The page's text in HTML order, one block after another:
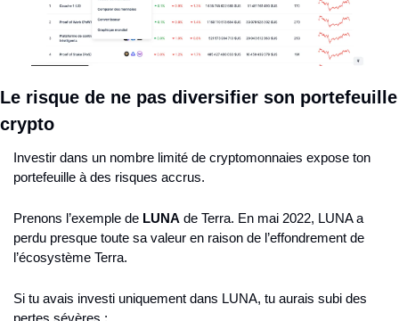
Le risque de ne pas diversifier son portefeuille
crypto
Investir dans un nombre limité de cryptomonnaies expose ton
portefeuille à des risques accrus.
Prenons l’exemple de LUNA de Terra. En mai 2022, LUNA a
perdu presque toute sa valeur en raison de l’effondrement de
l’écosystème Terra.
Si tu avais investi uniquement dans LUNA, tu aurais subi des
pertes sévères :